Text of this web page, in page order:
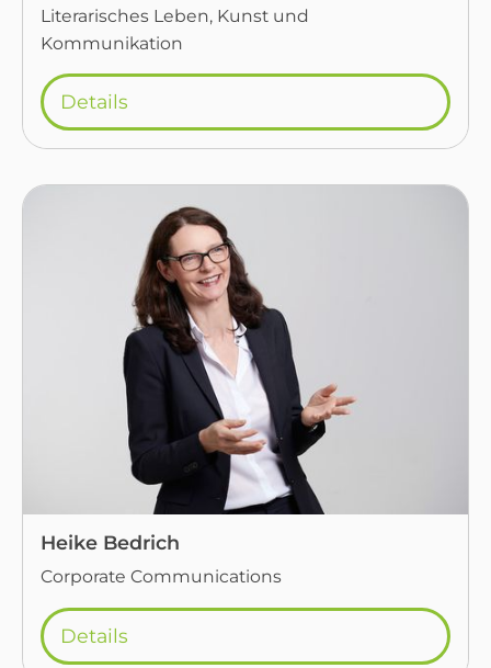
Literarisches Leben, Kunst und
Kommunikation
Details
Heike Bedrich
Corporate Communications
Details